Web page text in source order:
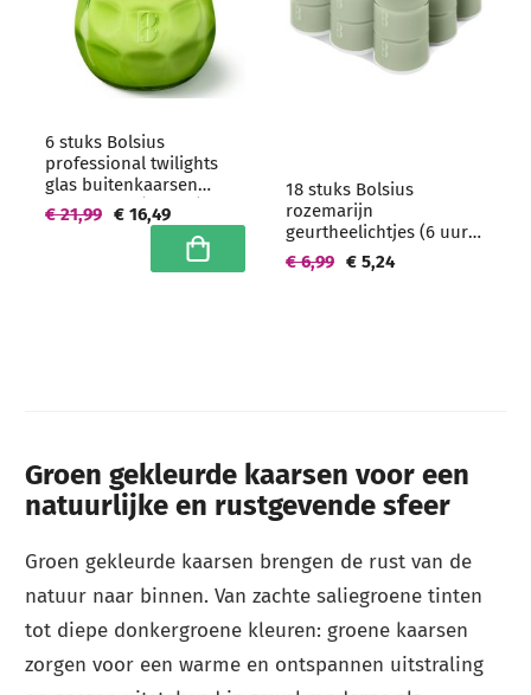
6 stuks Bolsius
professional twilights
glas buitenkaarsen
104/99 mm (70 uur) Lime
- grootverpakking
€ 16,49
€ 21,99
In winkelwagen
18 stuks Bolsius
rozemarijn
geurtheelichtjes (6 uur)
clear cups€ 5,24
€ 6,99
Groen gekleurde kaarsen voor een
natuurlijke en rustgevende sfeer
Groen gekleurde kaarsen brengen de rust van de
natuur naar binnen. Van zachte saliegroene tinten
tot diepe donkergroene kleuren: groene kaarsen
zorgen voor een warme en ontspannen uitstraling